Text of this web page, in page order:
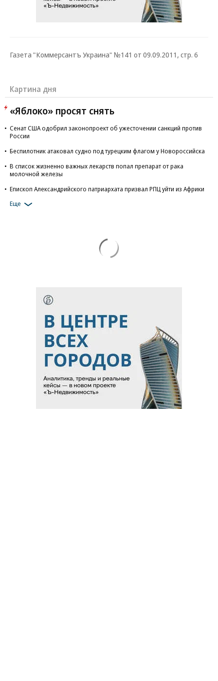
Газета "Коммерсантъ Украина" №141 от 09.09.2011, стр. 6
Картина дня
«Яблоко» просят снять
Сенат США одобрил законопроект об ужесточении санкций против
России
Беспилотник атаковал судно под турецким флагом у Новороссийска
В список жизненно важных лекарств попал препарат от рака
молочной железы
Епископ Александрийского патриархата призвал РПЦ уйти из Африки
Еще